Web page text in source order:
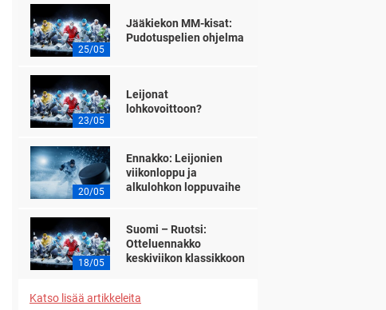
25/05
Jääkiekon MM-kisat:
Pudotuspelien ohjelma
23/05
Leijonat
lohkovoittoon?
20/05
Ennakko: Leijonien
viikonloppu ja
alkulohkon loppuvaihe
18/05
Suomi – Ruotsi:
Otteluennakko
keskiviikon klassikkoon
Katso lisää artikkeleita